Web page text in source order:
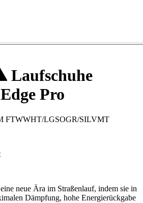
Laufschuhe
Pro
FTWWHT/LGSOGR/SILVMT
neue Ära im Straßenlauf, indem sie in
Dämpfung, hohe Energierückgabe